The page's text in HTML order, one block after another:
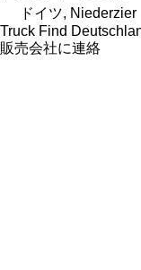
ドイツ, Niederzier
Truck Find
販売会社に連絡